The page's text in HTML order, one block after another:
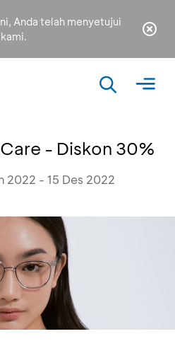
Anda telah menyetujui
- Diskon 30%
2022 - 15 Des 2022